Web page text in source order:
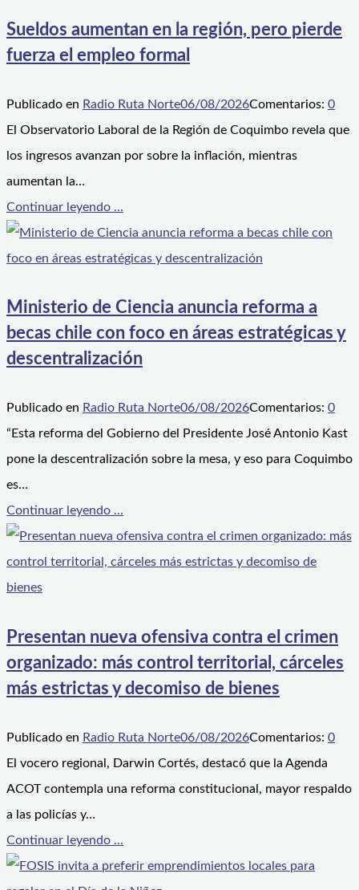
Sueldos aumentan en la región, pero pierde
fuerza el empleo formal
Publicado en Radio Ruta Norte06/08/2026Comentarios: 0
El Observatorio Laboral de la Región de Coquimbo revela que
los ingresos avanzan por sobre la inflación, mientras
aumentan la…
Continuar leyendo ...
Ministerio de Ciencia anuncia reforma a
becas chile con foco en áreas estratégicas y
descentralización
Publicado en Radio Ruta Norte06/08/2026Comentarios: 0
“Esta reforma del Gobierno del Presidente José Antonio Kast
pone la descentralización sobre la mesa, y eso para Coquimbo
es…
Continuar leyendo ...
Presentan nueva ofensiva contra el crimen
organizado: más control territorial, cárceles
más estrictas y decomiso de bienes
Publicado en Radio Ruta Norte06/08/2026Comentarios: 0
El vocero regional, Darwin Cortés, destacó que la Agenda
ACOT contempla una reforma constitucional, mayor respaldo
a las policías y…
Continuar leyendo ...